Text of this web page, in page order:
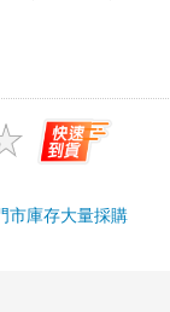
市庫存大量採購